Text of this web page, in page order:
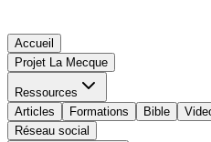
Accueil
Projet La Mecque
Ressources
Articles
Formations Bible
Réseau social